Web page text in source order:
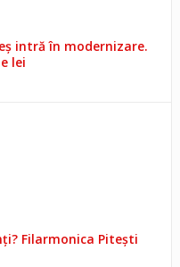
intră în modernizare.
lei
Filarmonica Pitești